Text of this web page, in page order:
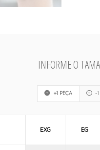
INFORME O
+1 PEÇA -
EXG EG